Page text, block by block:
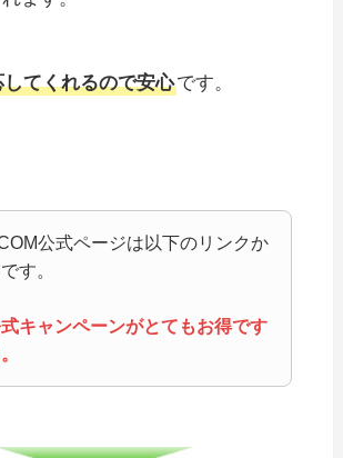
てくれるので安心です。
公式ページは以下のリンクか
す。
キャンペーンがとてもお得です